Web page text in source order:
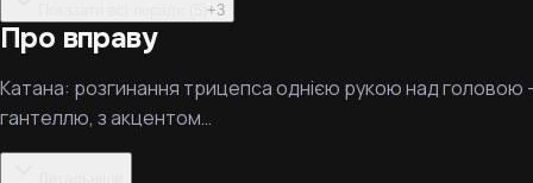
+3
Про вправу
Катана: розгинання трицепса однією рукою над головою
гантеллю, з акцентом…